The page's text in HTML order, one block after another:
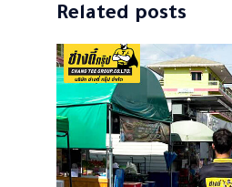
Related posts